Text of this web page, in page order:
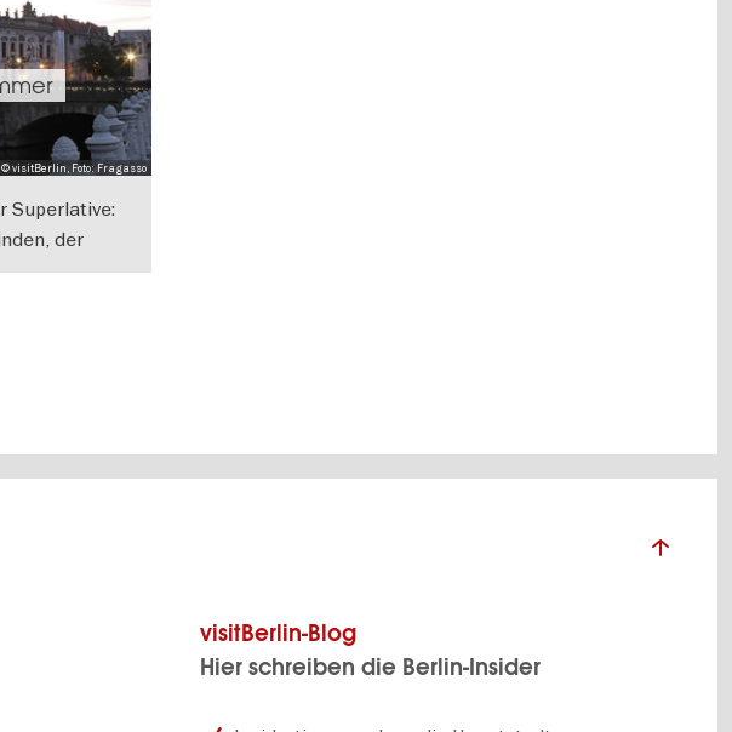
© visitBerlin, Foto: Fragasso
Superlative:
der
es
visitBerlin-Blog
Hier schreiben die Berlin-Insider